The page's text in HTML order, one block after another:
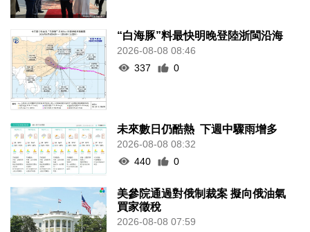
“白海豚”料最快明晚登陸浙閩沿海
2026-08-08 08:46
337
0
未來數日仍酷熱 下週中驟雨增多
2026-08-08 08:32
440
0
美參院通過對俄制裁案 擬向俄油氣
買家徵稅
2026-08-08 07:59